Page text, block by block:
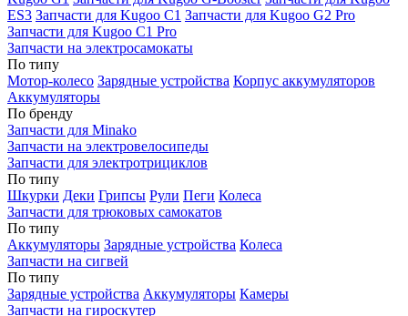
ES3 Запчасти для Kugoo C1 Запчасти для Kugoo G2 Pro
Запчасти для Kugoo C1 Pro
Запчасти на электросамокаты
По типу
Мотор-колесо Зарядные устройства Корпус аккумуляторов
Аккумуляторы
По бренду
Запчасти для Minako
Запчасти на электровелосипеды
Запчасти для электротрициклов
По типу
Шкурки Деки Грипсы Рули Пеги Колеса
Запчасти для трюковых самокатов
По типу
Аккумуляторы Зарядные устройства Колеса
Запчасти на сигвей
По типу
Зарядные устройства Аккумуляторы Камеры
Запчасти на гироскутер